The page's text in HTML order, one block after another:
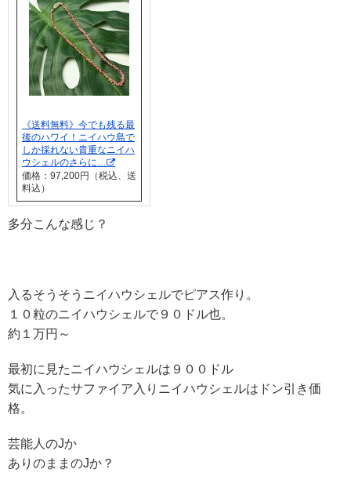
《送料無料》今でも残る最
後のハワイ！ニイハウ島で
しか採れない貴重なニイハ
ウシェルのさらに…
価格：97,200円（税込、送
料込）
多分こんな感じ？
入るそうそうニイハウシェルでピアス作り。
１０粒のニイハウシェルで９０ドル也。
約１万円～
最初に見たニイハウシェルは９００ドル
気に入ったサファイア入りニイハウシェルはドン引き価
格。
芸能人のJか
ありのままのJか？